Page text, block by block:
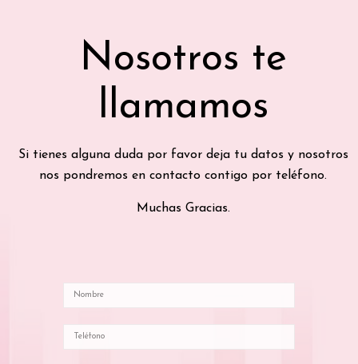
Nosotros te
llamamos
Si tienes alguna duda por favor deja tu datos y nosotros
nos pondremos en contacto contigo por teléfono.
Muchas Gracias.